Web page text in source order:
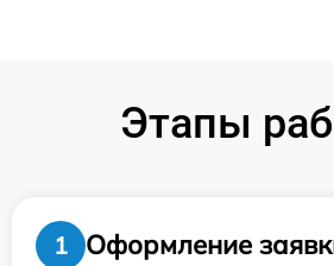
Этапы
1
Оформление